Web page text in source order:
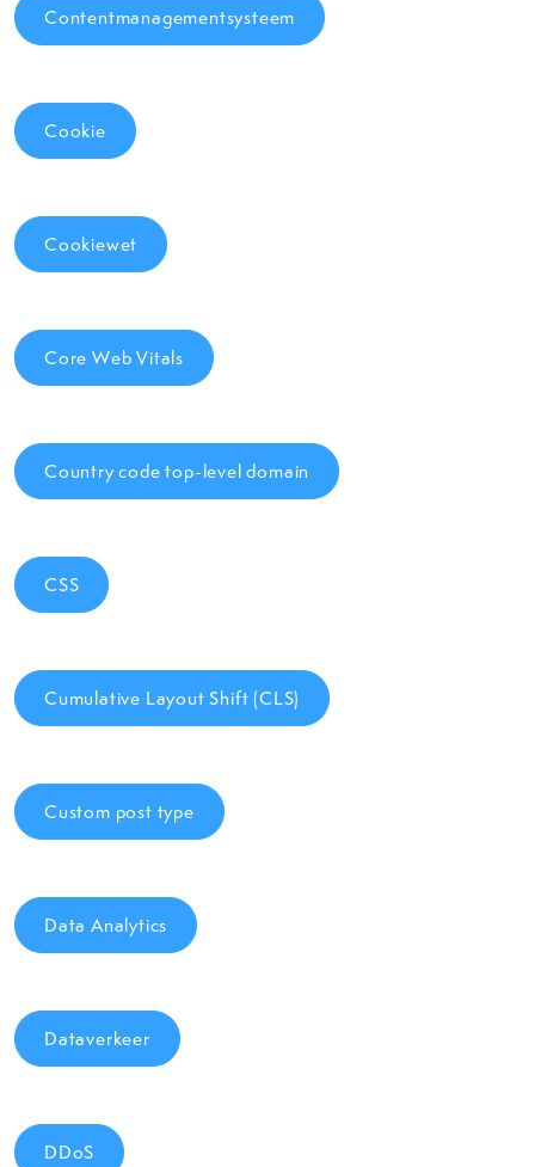
Contentmanagementsysteem
Cookie
Cookiewet
Core Web Vitals
Country code top-level domain
CSS
Cumulative Layout Shift (CLS)
Custom post type
Data Analytics
Dataverkeer
DDoS